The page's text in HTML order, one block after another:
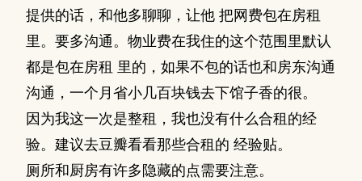
提供的话，和他多聊聊，让他 把网费包在房租
里。要多沟通。物业费在我住的这个范围里默认
都是包在房租 里的，如果不包的话也和房东沟通
沟通，一个月省小几百块钱去下馆子香的很。
因为我这一次是整租，我也没有什么合租的经
验。建议去豆瓣看看那些合租的 经验贴。
厕所和厨房有许多隐藏的点需要注意。